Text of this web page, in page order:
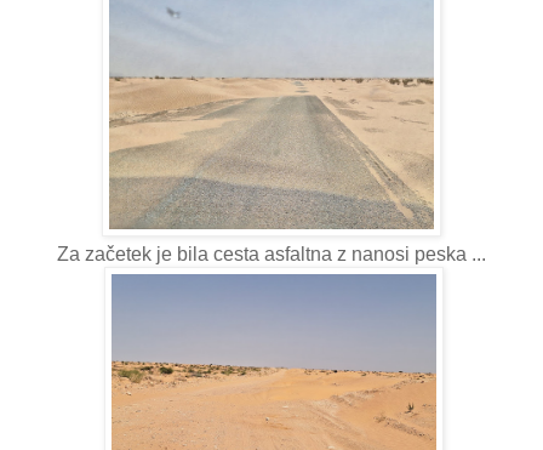
Za začetek je bila cesta asfaltna z nanosi peska ...